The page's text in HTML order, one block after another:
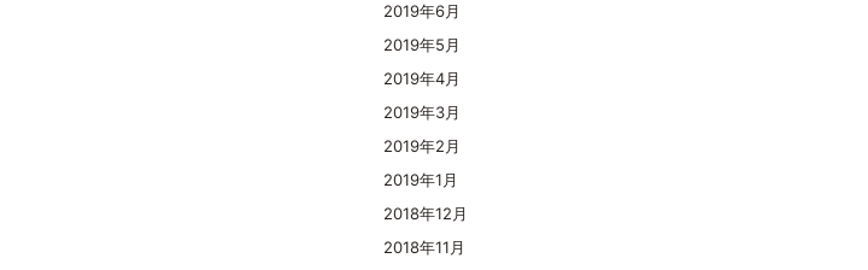
2019年6月
2019年5月
2019年4月
2019年3月
2019年2月
2019年1月
2018年12月
2018年11月